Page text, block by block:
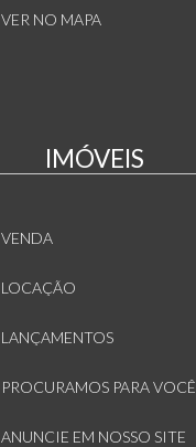
VER NO MAPA
IMÓVEIS
VENDA
LOCAÇÃO
LANÇAMENTOS
PROCURAMOS PARA VOCÊ
ANUNCIE EM NOSSO SITE